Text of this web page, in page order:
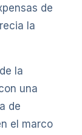
de
la
la
una
de
el marco